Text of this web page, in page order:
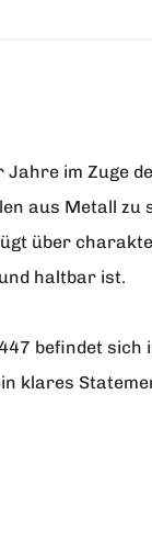
im Zuge
aus Metall zu
über
haltbar ist.
befindet sich
klares